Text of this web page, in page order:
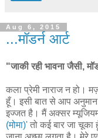
Aug 6, 2015
...मॉडर्न आर्ट
"जाकी रही भावना जैसी,
कला प्रेमी नाराज न हो।
हूँ। इसी बात से आप
इज्जत है। मैं अक्सर
(मोमा)' तो कई बार जा चूका